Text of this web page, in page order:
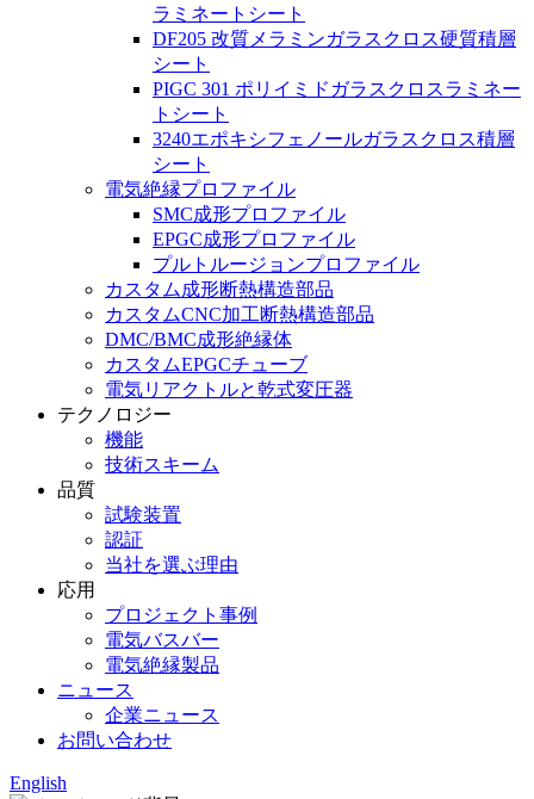
ラミネートシート
DF205 改質メラミンガラスクロス硬質積層
シート
PIGC 301 ポリイミドガラスクロスラミネー
トシート
3240エポキシフェノールガラスクロス積層
シート
電気絶縁プロファイル
SMC成形プロファイル
EPGC成形プロファイル
プルトルージョンプロファイル
カスタム成形断熱構造部品
カスタムCNC加工断熱構造部品
DMC/BMC成形絶縁体
カスタムEPGCチューブ
電気リアクトルと乾式変圧器
テクノロジー
機能
技術スキーム
品質
試験装置
認証
当社を選ぶ理由
応用
プロジェクト事例
電気バスバー
電気絶縁製品
ニュース
企業ニュース
お問い合わせ
English